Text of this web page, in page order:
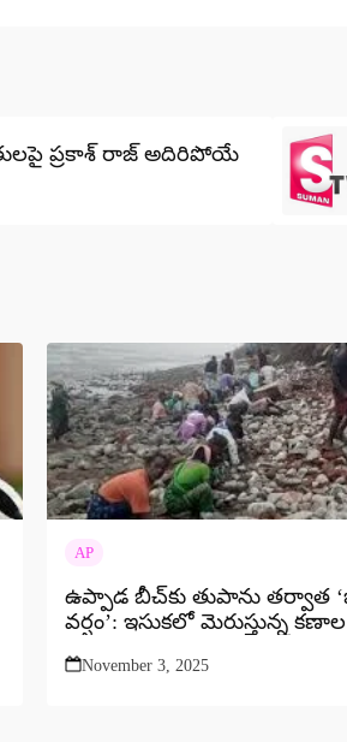
ప్రకాశ్‌ రాజ్‌ అదిరిపోయే
AP
ఉప్పాడ బీచ్‌కు తుపాను తర్వాత
వర్షం’: ఇసుకలో మెరుస్తున్న
November 3, 2025